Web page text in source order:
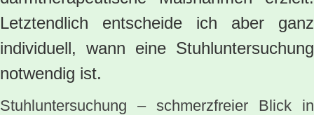
Letztendlich entscheide ich aber ganz
individuell, wann eine Stuhluntersuchung
notwendig ist.
Stuhluntersuchung – schmerzfreier Blick in